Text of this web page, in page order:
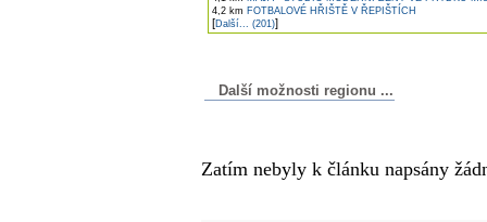
4,2 km FOTBALOVÉ HŘIŠTĚ V ŘEPIŠTÍCH
[Další... (201)]
Další možnosti regionu ...
Zatím nebyly k článku napsány